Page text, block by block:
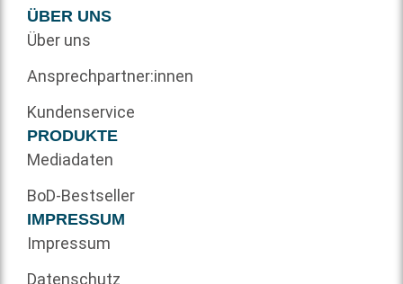
ÜBER UNS
Über uns
Ansprechpartner:innen
Kundenservice
PRODUKTE
Mediadaten
BoD-Bestseller
IMPRESSUM
Impressum
Datenschutz